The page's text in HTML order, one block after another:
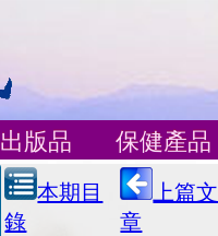
出版品 保健產品
本期目
錄
上篇文
章